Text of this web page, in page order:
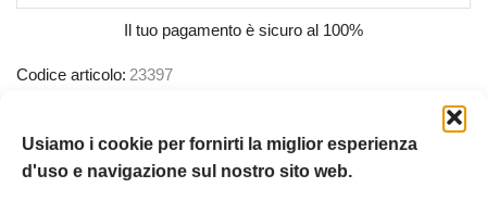
Usiamo i cookie per fornirti la miglior esperienza
d'uso e navigazione sul nostro sito web.
Il tuo pagamento è sicuro al 100%
Codice articolo: 23397
Etichetta: Zeedog
Marchio:Zeedog